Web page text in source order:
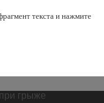
грыже
текста и нажмите